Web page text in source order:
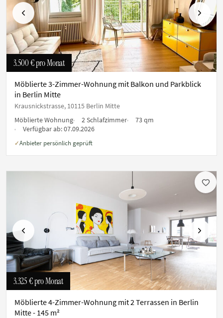
Vorherige Nächste
3.500 €pro Monat
Möblierte 3-Zimmer-Wohnung mit Balkon und Parkblick
in Berlin Mitte
Krausnickstrasse, 10115 Berlin Mitte
Möblierte Wohnung
2 Schlafzimmer
73 qm
Verfügbar ab:07.09.2026
✓Anbieter persönlich geprüft
Vorherige Nächste
3.325 €pro Monat
Möblierte 4-Zimmer-Wohnung mit 2 Terrassen in Berlin
Mitte - 145 m²